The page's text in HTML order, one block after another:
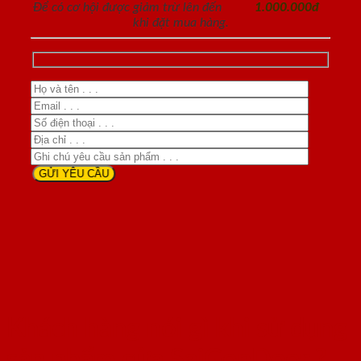
Để có cơ hội được giảm trừ lên đến
1.000.000đ
khi đặt mua hàng.